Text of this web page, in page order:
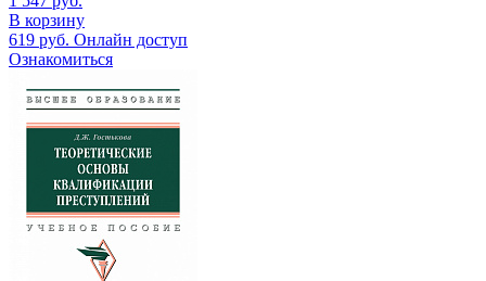
В корзину
619 руб. Онлайн доступ
Ознакомиться